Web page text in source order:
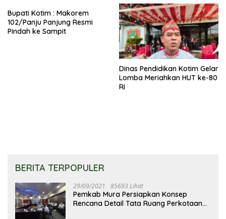
Bupati Kotim : Makorem
102/Panju Panjung Resmi
Pindah ke Sampit
Dinas Pendidikan Kotim Gelar
Lomba Meriahkan HUT ke-80
RI
BERITA TERPOPULER
29/09/2021 85693 Lihat
Pemkab Mura Persiapkan Konsep
Rencana Detail Tata Ruang Perkotaan